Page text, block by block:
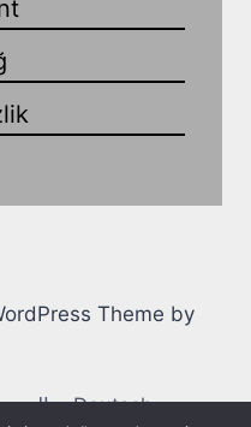
Theme by
Deutsch